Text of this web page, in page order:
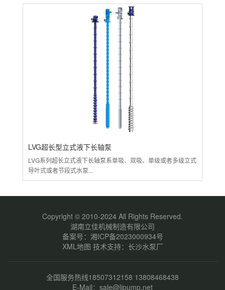
LVG超长型立式液下长轴泵
LVG系列超长立式液下长轴泵系单吸、双吸、单级或者多级立式
导叶式或者节段式水泵...
Copyright © 2010-2024 All Rights Reserved.
湖南立佳机械制造有限公司
备案号： 湘ICP备2023000934号
XML地图 技术支持： 长沙水泵厂
全国服务热线18507312158 13808468438
E-Mail：sale@ljpump.net